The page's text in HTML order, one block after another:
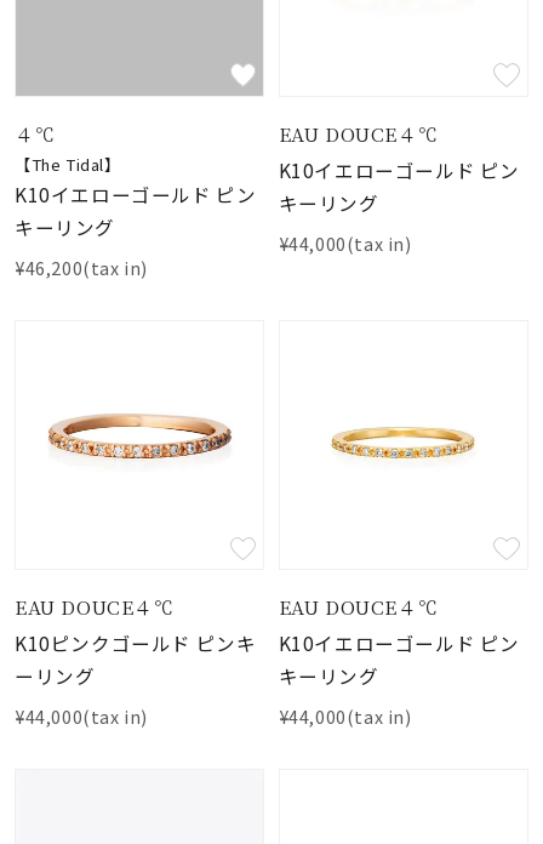
４℃
【The Tidal】
K10イエローゴールド ピン
キーリング
¥46,200(tax in)
EAU DOUCE４℃
K10イエローゴールド ピン
キーリング
¥44,000(tax in)
EAU DOUCE４℃
K10ピンクゴールド ピンキ
ーリング
¥44,000(tax in)
EAU DOUCE４℃
K10イエローゴールド ピン
キーリング
¥44,000(tax in)